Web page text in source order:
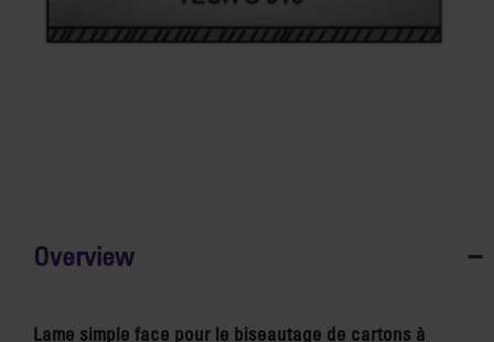
Overview
Lame simple face pour le biseautage de cartons à